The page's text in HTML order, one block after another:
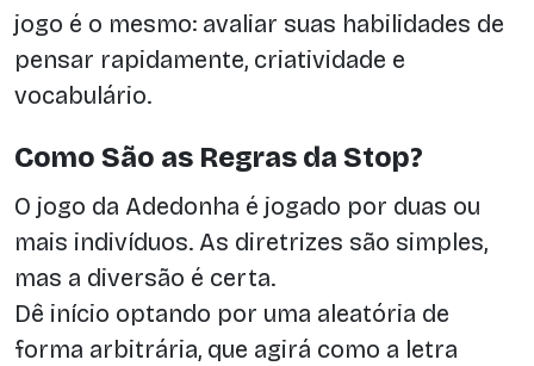
jogo é o mesmo: avaliar suas habilidades de
pensar rapidamente, criatividade e
vocabulário.
Como São as Regras da Stop?
O jogo da Adedonha é jogado por duas ou
mais indivíduos. As diretrizes são simples,
mas a diversão é certa.
Dê início optando por uma aleatória de
forma arbitrária, que agirá como a letra